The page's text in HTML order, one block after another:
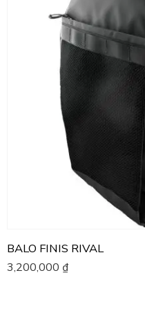
BALO FINIS RIVAL
3,200,000 ₫